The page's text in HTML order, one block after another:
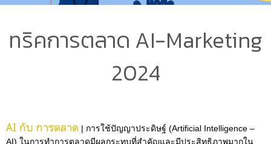
ทริคการตลาด AI-Marketing
2024
AI กับ การตลาด | การใช้ปัญญาประดิษฐ์ (Artificial Intelligence –
AI) ในการทำการตลาดมีผลกระทบที่สำคัญและมีประสิทธิภาพมากใน